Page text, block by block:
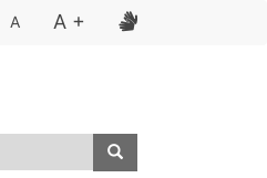
A A +